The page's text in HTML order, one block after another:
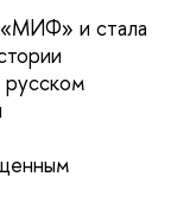
«МИФ» и стала
русском